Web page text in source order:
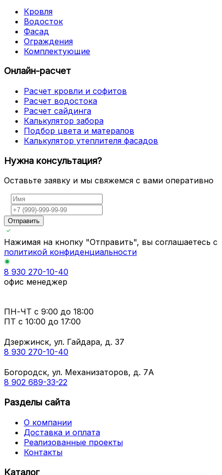
Кровля
Водосток
Фасад
Ограждения
Комплектующие
Онлайн-расчет
Расчет кровли и софитов
Расчет водостока
Расчет сайдинга
Калькулятор забора
Подбор цвета и матералов
Калькулятор утеплителя фасадов
Нужна консультация?
Оставьте заявку и мы свяжемся с вами оперативно
Отправить
Нажимая на кнопку "Отправить", вы соглашаетесь с
политикой конфиденциальности
8 930 270-10-40
офис менеджер
ПН-ЧТ с 9:00 до 18:00
ПТ с 10:00 до 17:00
Дзержинск, ул. Гайдара, д. 37
8 930 270-10-40
Богородск, ул. Механизаторов, д. 7А
8 902 689-33-22
Разделы сайта
О компании
Доставка и оплата
Реализованные проекты
Контакты
Каталог